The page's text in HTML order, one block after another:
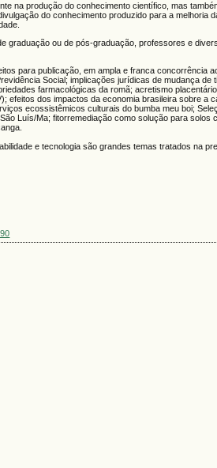
na produção do conhecimento científico, mas
do conhecimento produzido para a melhoria
graduação ou de pós-graduação, professores e
para publicação, em ampla e franca concorrência
Social; implicações jurídicas de mudança
farmacológicas da romã; acretismo
efeitos dos impactos da economia brasileira sobre a
ecossistêmicos culturais do bumba meu boi;
Luís/Ma; fitorremediação como solução para
e tecnologia são grandes temas tratados na